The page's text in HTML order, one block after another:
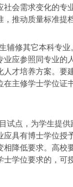
会需求变化的专
推动质量标准提
修其它本科专业
应参照同专业的
才培养方案。要
主修学士学位证
点，为学生提供
具有博士学位授
降低要求。高校
学位要求的，可